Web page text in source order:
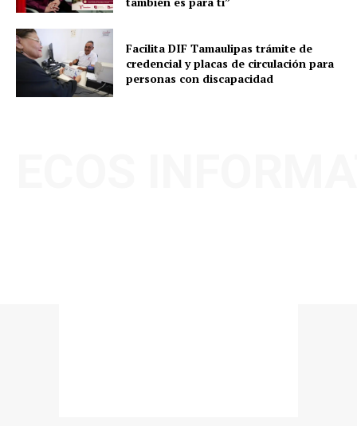
Facilita DIF Tamaulipas trámite de
credencial y placas de circulación para
personas con discapacidad